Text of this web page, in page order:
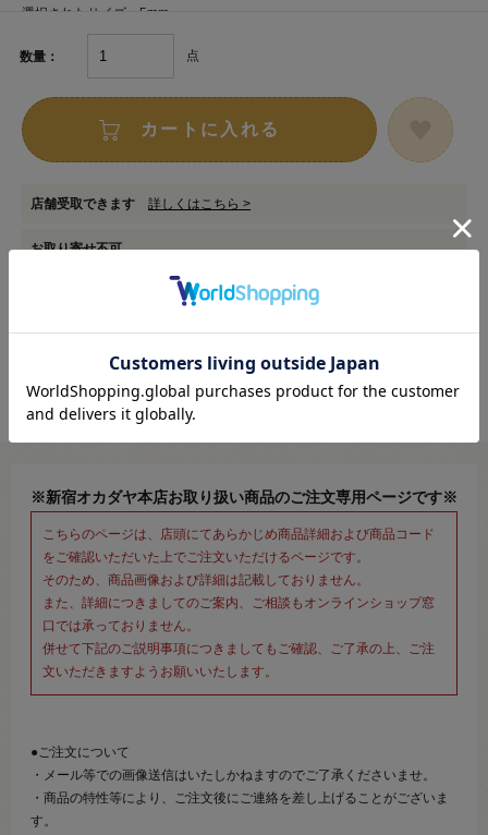
選択されたサイズ：5mm
数量： 点
カートに入れる
店舗受取できます 詳しくはこちら >
お取り寄せ不可
在庫数以上のご注文は承ることができない商品です。
カートに入る範囲内でご注文ください。
※新宿オカダヤ本店お取り扱い商品のご注文専用ページです※
こちらのページは、店頭にてあらかじめ商品詳細および商品コード
をご確認いただいた上でご注文いただけるページです。
そのため、商品画像および詳細は記載しておりません。
また、詳細につきましてのご案内、ご相談もオンラインショップ窓
口では承っておりません。
併せて下記のご説明事項につきましてもご確認、ご了承の上、ご注
文いただきますようお願いいたします。
●ご注文について
・メール等での画像送信はいたしかねますのでご了承くださいませ。
・商品の特性等により、ご注文後にご連絡を差し上げることがございま
す。